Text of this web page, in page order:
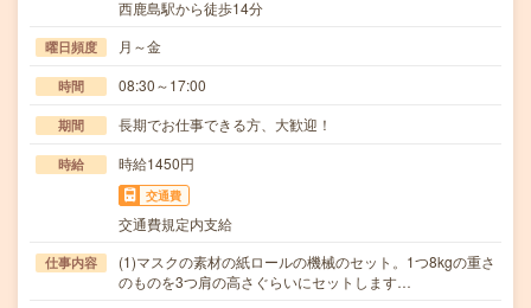
西鹿島駅から徒歩14分
曜日頻度 月～金
時間 08:30～17:00
期間 長期でお仕事できる方、大歓迎！
時給 時給1450円
交通費
交通費規定内支給
仕事内容
(1)マスクの素材の紙ロールの機械のセット。1つ8kgの重さ
のものを3つ肩の高さぐらいにセットします…